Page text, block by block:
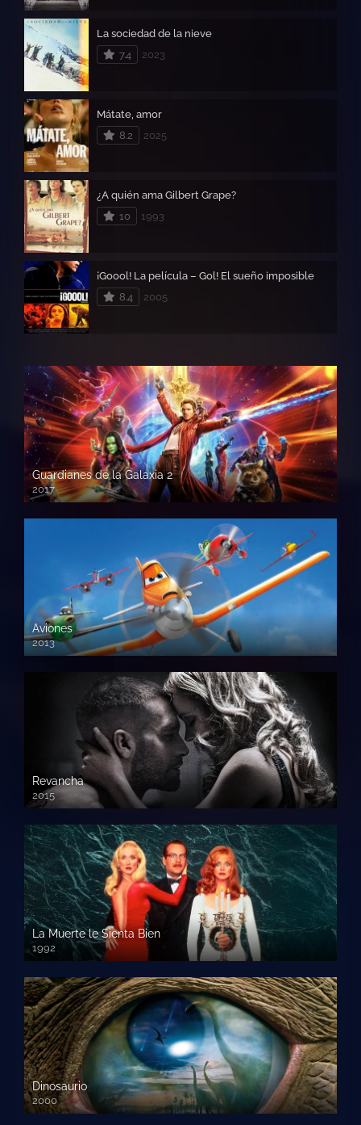
La sociedad de la nieve
7.4
2023
Mátate, amor
8.2
2025
¿A quién ama Gilbert Grape?
10
1993
¡Goool! La película – Gol! El sueño imposible
8.4
2005
Guardianes de la Galaxia 2
2017
720p HD
Aviones
2013
720 HD
Revancha
2015
720p HD
La Muerte le Sienta Bien
1992
720p HD
Dinosaurio
2000
720 HD